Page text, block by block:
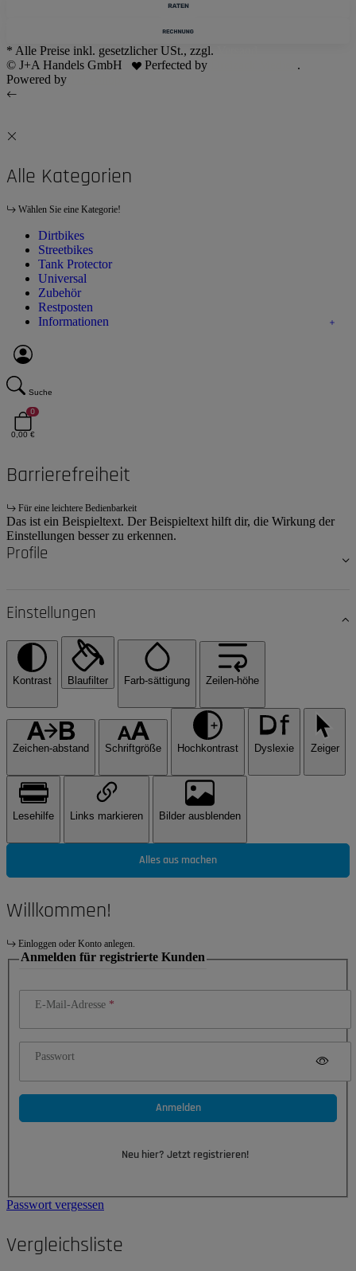
* Alle Preise inkl. gesetzlicher USt., zzgl.
© J+A Handels GmbH
Perfected by
.
Powered by
Alle Kategorien
Wählen Sie eine Kategorie!
Dirtbikes
Streetbikes
Tank Protector
Universal
Zubehör
Restposten
Informationen
Suche
0
0,00 €
Barrierefreiheit
Für eine leichtere Bedienbarkeit
Das ist ein Beispieltext. Der Beispieltext hilft dir, die Wirkung der
Einstellungen besser zu erkennen.
Profile
Einstellungen
Kontrast Blaufilter Farb-sättigung Zeilen-höhe
Zeichen-abstand Schriftgröße Hochkontrast Dyslexie Zeiger
Lesehilfe Links markieren Bilder ausblenden
Alles aus machen
Willkommen!
Einloggen oder Konto anlegen.
Anmelden für registrierte Kunden
E-Mail-Adresse
Passwort
Anmelden
Neu hier? Jetzt registrieren!
Passwort vergessen
Vergleichsliste